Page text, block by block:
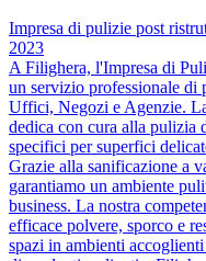
Impresa di pulizie post
2023
A Filighera, l'Impresa di
un servizio professionale di
Uffici, Negozi e Agenzie.
dedica con cura alla pulizia
specifici per superfici
Grazie alla sanificazione a
garantiamo un ambiente
business. La nostra
efficace polvere, sporco e
spazi in ambienti